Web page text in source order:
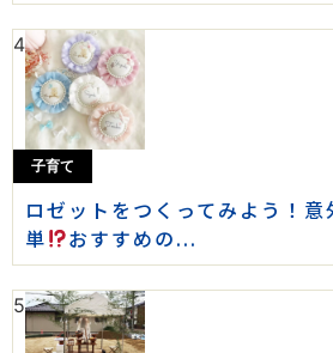
4
子育て
ロゼットをつくってみよう！意
単
おすすめの...
5